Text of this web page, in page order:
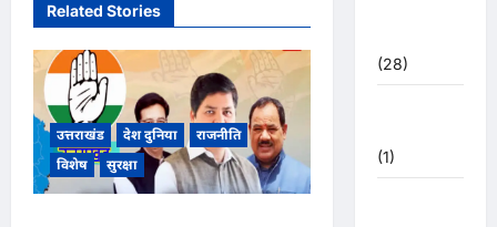
Related Stories
उत्तराखंड देश दुनिया
राजनीति
विशेष
सुरक्षा
(28)
(1)